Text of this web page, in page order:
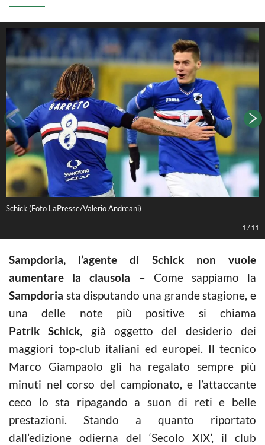
Schick (Foto LaPresse/Valerio Andreani)
1 /11
Sampdoria, l’agente di Schick non vuole
aumentare la clausola – Come sappiamo la
Sampdoria sta disputando una grande stagione, e
una delle note più positive si chiama
Patrik Schick, già oggetto del desiderio dei
maggiori top-club italiani ed europei. Il tecnico
Marco Giampaolo gli ha regalato sempre più
minuti nel corso del campionato, e l’attaccante
ceco lo sta ripagando a suon di reti e belle
prestazioni. Stando a quanto riportato
dall’edizione odierna del ‘Secolo XIX’, il club